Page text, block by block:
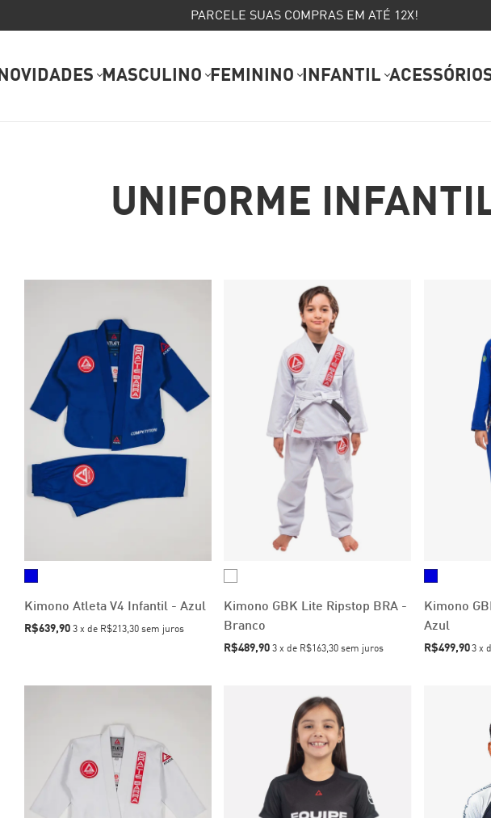
PARCELE SUAS COMPRAS EM ATÉ 12X!
NOVIDADES MASCULINO FEMININO INFANTIL
UNIFORME
Kimono Atleta V4 Infantil - Azul
R$639,90 3 x de R$213,30 sem juros
Kimono GBK Lite Ripstop BRA -
Branco
R$489,90 3 x de R$163,30 sem juros
Kimono
Azul
R$499,90 3 x